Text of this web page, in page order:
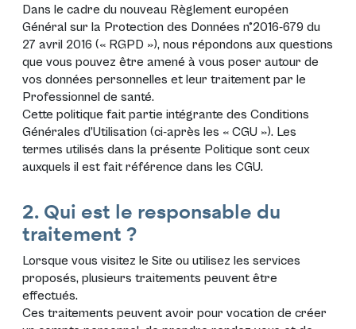
Dans le cadre du nouveau Règlement européen
Général sur la Protection des Données n°2016-679 du
27 avril 2016 (« RGPD »), nous répondons aux questions
que vous pouvez être amené à vous poser autour de
vos données personnelles et leur traitement par le
Professionnel de santé.
Cette politique fait partie intégrante des Conditions
Générales d’Utilisation (ci-après les « CGU »). Les
termes utilisés dans la présente Politique sont ceux
auxquels il est fait référence dans les CGU.
2. Qui est le responsable du
traitement ?
Lorsque vous visitez le Site ou utilisez les services
proposés, plusieurs traitements peuvent être
effectués.
Ces traitements peuvent avoir pour vocation de créer